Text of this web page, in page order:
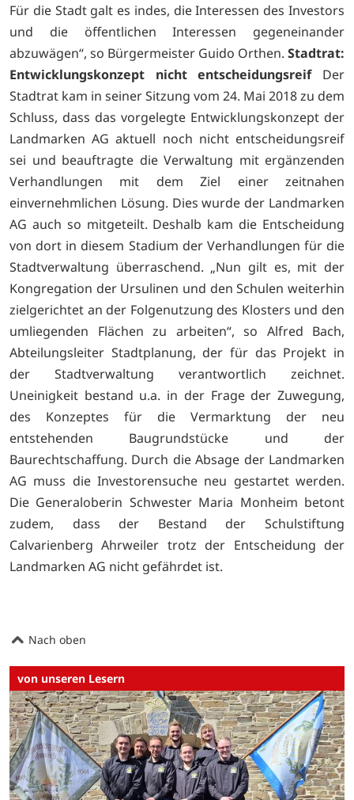
Für die Stadt galt es indes, die Interessen des Investors
und die öffentlichen Interessen gegeneinander
abzuwägen“, so Bürgermeister Guido Orthen. Stadtrat:
Entwicklungskonzept nicht entscheidungsreifDer
Stadtrat kam in seiner Sitzung vom 24. Mai 2018 zu dem
Schluss, dass das vorgelegte Entwicklungskonzept der
Landmarken AG aktuell noch nicht entscheidungsreif
sei und beauftragte die Verwaltung mit ergänzenden
Verhandlungen mit dem Ziel einer zeitnahen
einvernehmlichen Lösung. Dies wurde der Landmarken
AG auch so mitgeteilt. Deshalb kam die Entscheidung
von dort in diesem Stadium der Verhandlungen für die
Stadtverwaltung überraschend. „Nun gilt es, mit der
Kongregation der Ursulinen und den Schulen weiterhin
zielgerichtet an der Folgenutzung des Klosters und den
umliegenden Flächen zu arbeiten“, so Alfred Bach,
Abteilungsleiter Stadtplanung, der für das Projekt in
der Stadtverwaltung verantwortlich zeichnet.
Uneinigkeit bestand u.a. in der Frage der Zuwegung,
des Konzeptes für die Vermarktung der neu
entstehenden Baugrundstücke und der
Baurechtschaffung. Durch die Absage der Landmarken
AG muss die Investorensuche neu gestartet werden.
Die Generaloberin Schwester Maria Monheim betont
zudem, dass der Bestand der Schulstiftung
Calvarienberg Ahrweiler trotz der Entscheidung der
Landmarken AG nicht gefährdet ist.
Nach oben
von unseren Lesern